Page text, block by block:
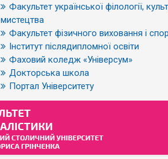
Факультет української філології,
мистецтва
Факультет фізичного виховання і
Інститут післядипломної освіти
Фаховий коледж «Універсум»
Докторська школа
Портал Університету